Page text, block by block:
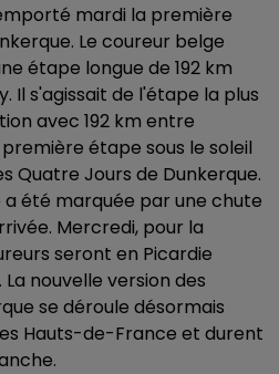
mardi la première
Le coureur belge
étape longue de 192 km
Il s'agissait de l'étape la plus
avec 192 km entre
étape sous le soleil
Quatre Jours de Dunkerque.
été marquée par une chute
Mercredi, pour la
seront en Picardie
nouvelle version des
se déroule désormais
Hauts-de-France et durent